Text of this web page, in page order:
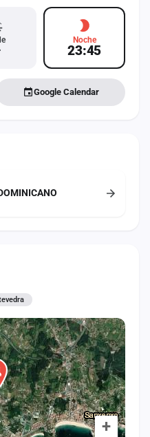
+
Noche
23:45
Google Calendar